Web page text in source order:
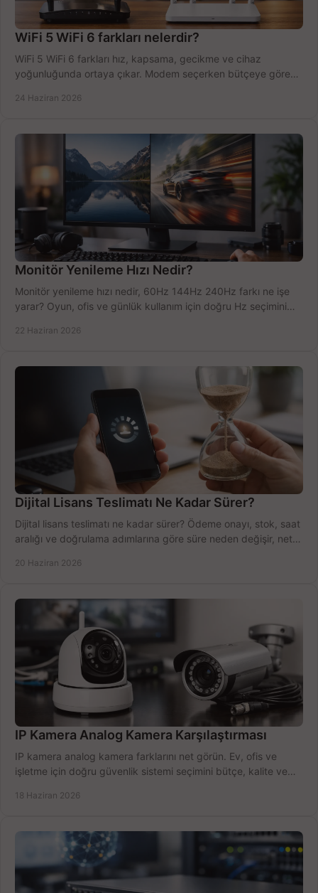
WiFi 5 WiFi 6 farkları nelerdir?
WiFi 5 WiFi 6 farkları hız, kapsama, gecikme ve cihaz
yoğunluğunda ortaya çıkar. Modem seçerken bütçeye göre
24 Haziran 2026
Monitör Yenileme Hızı Nedir?
Monitör yenileme hızı nedir, 60Hz 144Hz 240Hz farkı ne işe
yarar? Oyun, ofis ve günlük kullanım için doğru Hz seçimini
22 Haziran 2026
Dijital Lisans Teslimatı Ne Kadar Sürer?
Dijital lisans teslimatı ne kadar sürer? Ödeme onayı, stok, saat
aralığı ve doğrulama adımlarına göre süre neden değişir, net
20 Haziran 2026
IP Kamera Analog Kamera Karşılaştırması
IP kamera analog kamera farklarını net görün. Ev, ofis ve
işletme için doğru güvenlik sistemi seçimini bütçe, kalite ve
18 Haziran 2026